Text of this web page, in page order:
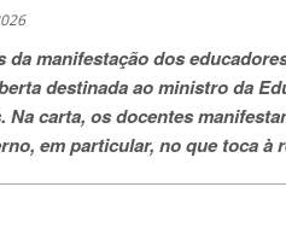
da manifestação dos
destinada ao ministro da
Na carta, os docentes
em particular, no que toca à